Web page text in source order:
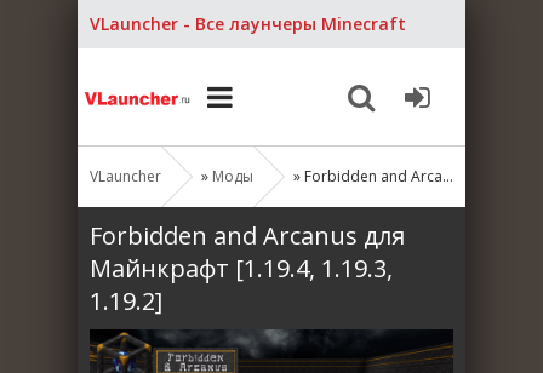
VLauncher - Все лаунчеры Minecraft
VLauncher » Моды » Forbidden and Arcanus для Майнкрафт [1.19.4, 1.19.3, 1.19.2]
Forbidden and Arcanus для
Майнкрафт [1.19.4, 1.19.3,
1.19.2]